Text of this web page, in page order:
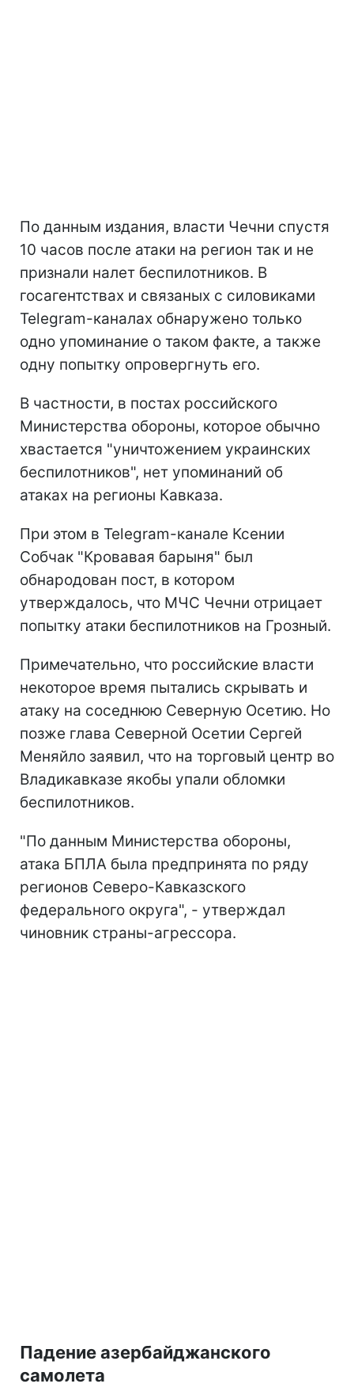
По данным издания, власти Чечни спустя
10 часов после атаки на регион так и не
признали налет беспилотников. В
госагентствах и связаных с силовиками
Telegram-каналах обнаружено только
одно упоминание о таком факте, а также
одну попытку опровергнуть его.
В частности, в постах российского
Министерства обороны, которое обычно
хвастается "уничтожением украинских
беспилотников", нет упоминаний об
атаках на регионы Кавказа.
При этом в Telegram-канале Ксении
Собчак "Кровавая барыня" был
обнародован пост, в котором
утверждалось, что МЧС Чечни отрицает
попытку атаки беспилотников на Грозный.
Примечательно, что российские власти
некоторое время пытались скрывать и
атаку на соседнюю Северную Осетию. Но
позже глава Северной Осетии Сергей
Меняйло заявил, что на торговый центр во
Владикавказе якобы упали обломки
беспилотников.
"По данным Министерства обороны,
атака БПЛА была предпринята по ряду
регионов Северо-Кавказского
федерального округа", - утверждал
чиновник страны-агрессора.
Падение азербайджанского
самолета